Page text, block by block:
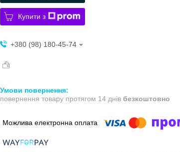
Купити з
+380 (98) 180-45-74
повернення товару протягом 14 днів безкоштовно